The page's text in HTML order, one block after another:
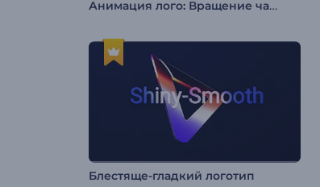
Анимация лого: Вращение частиц
Блестяще-гладкий логотип